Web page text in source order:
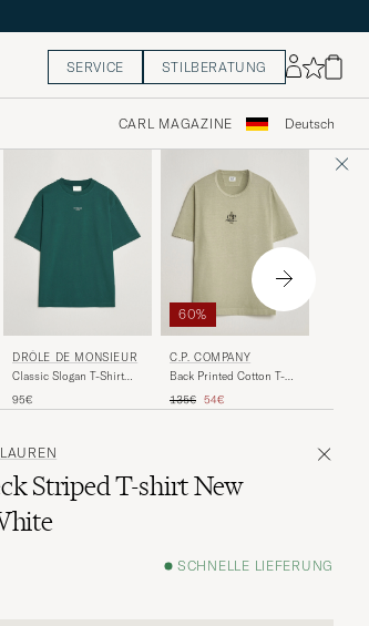
SERVICE STILBERATUNG
CARL MAGAZINE Deutsch
DRÔLE DE MONSIEUR
Classic Slogan T-Shirt
95€
60%
C.P. COMPANY
Back Printed Cotton T-
Regulärer Preis
135€ Reduzierter Preis
54€
Striped T-shirt New
SCHNELLE LIEFERUNG